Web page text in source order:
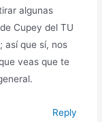
algunas
Cupey del TU
así que sí, nos
veas que te
Reply